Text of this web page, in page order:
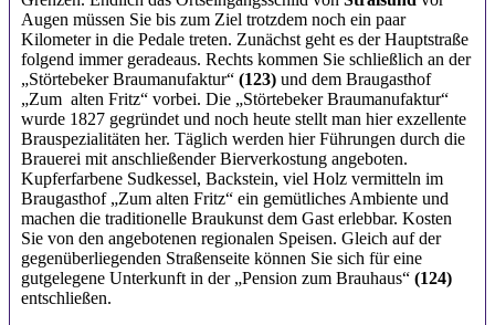
Augen müssen Sie bis zum Ziel trotzdem noch ein paar
Kilometer in die Pedale treten. Zunächst geht es der Hauptstraße
folgend immer geradeaus. Rechts kommen Sie schließlich an der
„Störtebeker Braumanufaktur“ (123) und dem Braugasthof
„Zum alten Fritz“ vorbei. Die „Störtebeker Braumanufaktur“
wurde 1827 gegründet und noch heute stellt man hier exzellente
Brauspezialitäten her. Täglich werden hier Führungen durch die
Brauerei mit anschließender Bierverkostung angeboten.
Kupferfarbene Sudkessel, Backstein, viel Holz vermitteln im
Braugasthof „Zum alten Fritz“ ein gemütliches Ambiente und
machen die traditionelle Braukunst dem Gast erlebbar. Kosten
Sie von den angebotenen regionalen Speisen. Gleich auf der
gegenüberliegenden Straßenseite können Sie sich für eine
gutgelegene Unterkunft in der „Pension zum Brauhaus“ (124)
entschließen.